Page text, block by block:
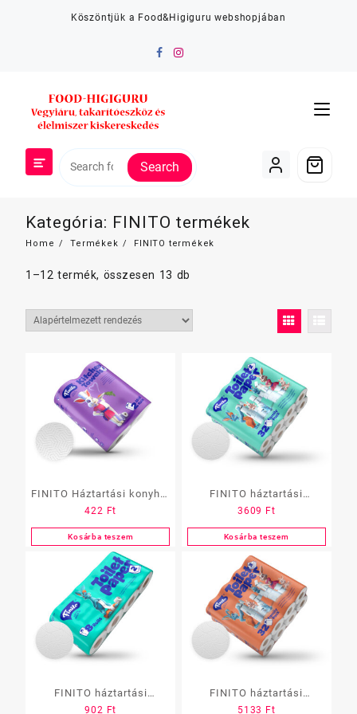
Köszöntjük a Food&Higiguru webshopjában
Search
Kategória: FINITO termékek
Home Termékek FINITO termékek
1–12 termék, összesen 13 db
FINITO Háztartási konyhai
kéztörlő 2x10m, 2rtg.,
100% cell., 2tek./cs.,
12cs./#, 40#/raklap
422 Ft
Kosárba teszem
FINITO háztartási
toalettpapír 2rtg., 100%
cell., 160lap/18m/tek.,
32tek./cs., 2cs./#,
36#/raklap
3609 Ft
Kosárba teszem
FINITO háztartási
902 Ft
FINITO háztartási
5133 Ft